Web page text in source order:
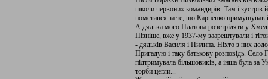
школи червоних командирів. Там і зустрів
помстився за те, що Карпенко примушував
А дядька мого Платона розстріляти у
Пізніше, вже у 1937-му заарештували і
- дядьків Василя і Пилипа. Ніхто з них
Пригадую і таку батькову розповідь. Село
підтримувала більшовиків, а інша була за
торби цегли...